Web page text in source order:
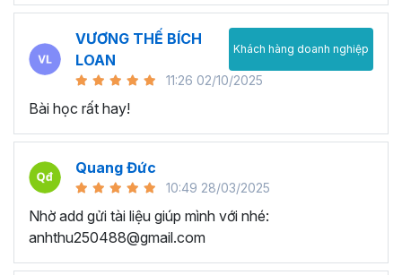
VƯƠNG THẾ BÍCH
LOAN
Khách hàng doanh nghiệp
11:26 02/10/2025
Bài học rất hay!
Quang Đức
10:49 28/03/2025
Nhờ add gửi tài liệu giúp mình với nhé:
anhthu250488@gmail.com